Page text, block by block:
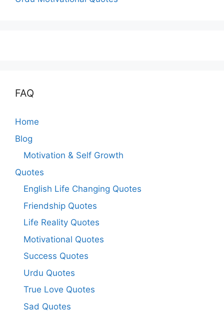
FAQ
Home
Blog
Motivation & Self Growth
Quotes
English Life Changing Quotes
Friendship Quotes
Life Reality Quotes
Motivational Quotes
Success Quotes
Urdu Quotes
True Love Quotes
Sad Quotes